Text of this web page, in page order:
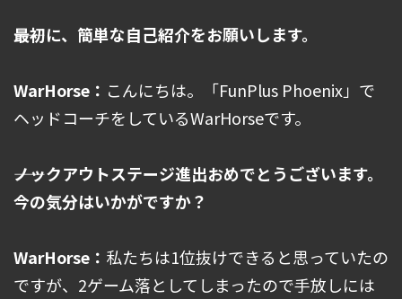
――最初に、簡単な自己紹介をお願いします。
WarHorse： こんにちは。「FunPlus Phoenix」で
ヘッドコーチをしているWarHorseです。
――ノックアウトステージ進出おめでとうございます。
今の気分はいかがですか？
WarHorse： 私たちは1位抜けできると思っていたの
ですが、2ゲーム落としてしまったので手放しには